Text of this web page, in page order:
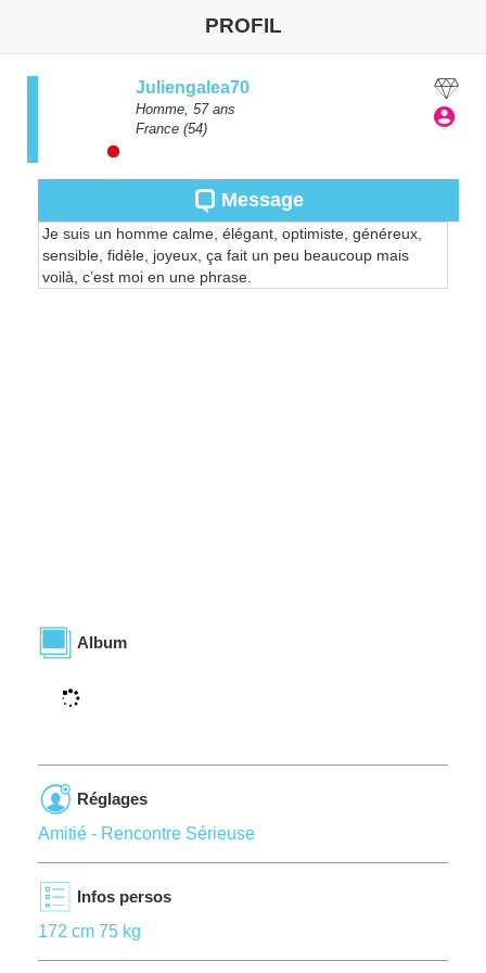
PROFIL
Juliengalea70
Homme, 57ans
France (54)
Message
Je suis un homme calme, élégant, optimiste, généreux,
sensible, fidèle, joyeux, ça fait un peu beaucoup mais
voilà, c’est moi en une phrase.
Album
Réglages
Amitié - Rencontre Sérieuse
Infos persos
172 cm 75 kg